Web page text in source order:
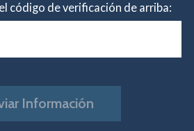
código de verificación de arriba:
Información